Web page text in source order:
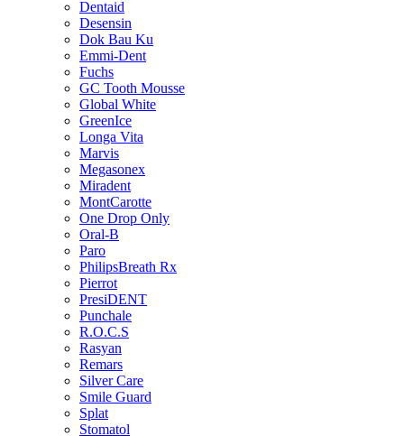
Dentaid
Desensin
Dok Bau Ku
Emmi-Dent
Fuchs
GC Tooth Mousse
Global White
GreenIce
Longa Vita
Marvis
Megasonex
Miradent
MontCarotte
One Drop Only
Oral-B
Paro
PhilipsBreath Rx
Pierrot
PresiDENT
Punchale
R.O.C.S
Rasyan
Remars
Silver Care
Smile Guard
Splat
Stomatol